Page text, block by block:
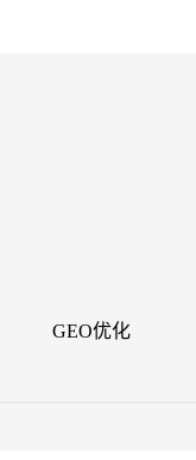
GEO优化